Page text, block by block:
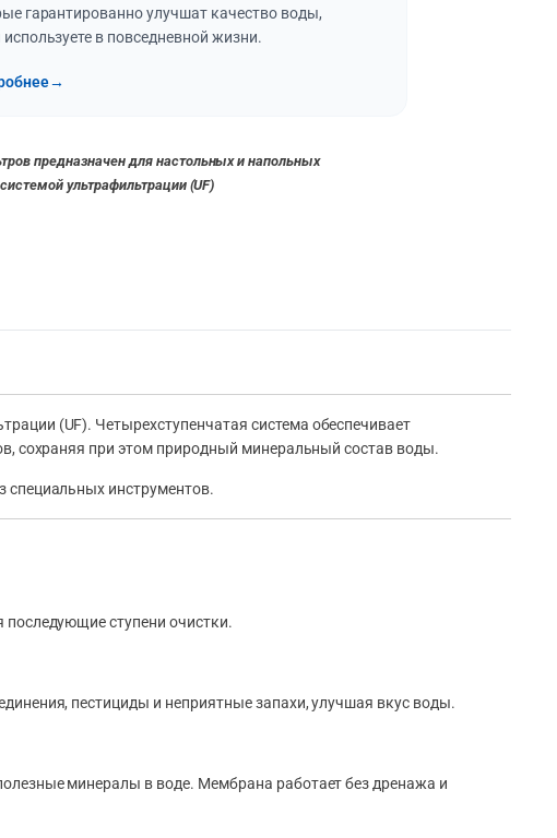
гарантированно улучшат качество воды,
в повседневной жизни.
→
предназначен для настольных и напольных
ультрафильтрации (UF)
(UF). Четырехступенчатая система обеспечивает
сохраняя при этом природный минеральный состав воды.
специальных инструментов.
ступени очистки.
пестициды и неприятные запахи, улучшая вкус воды.
минералы в воде. Мембрана работает без дренажа и